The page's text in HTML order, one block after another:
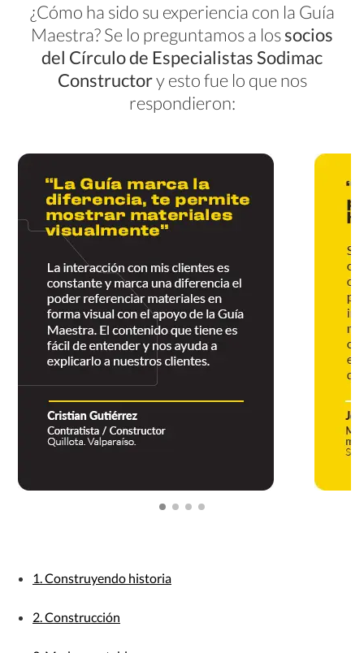
¿Cómo ha sido su experiencia con la Guía
Maestra? Se lo preguntamos a lossocios
del Círculo de Especialistas Sodimac
Constructory esto fue lo que nos
respondieron:
1. Construyendo historia
2. Construcción